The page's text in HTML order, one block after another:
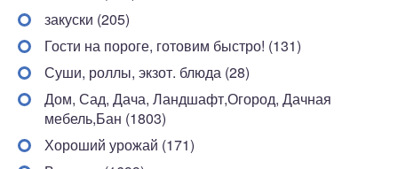
закуски (205)
Гости на пороге, готовим быстро! (131)
Суши, роллы, экзот. блюда (28)
Дом, Сад, Дача, Ландшафт,Огород, Дачная
мебель,Бан (1803)
Хороший урожай (171)